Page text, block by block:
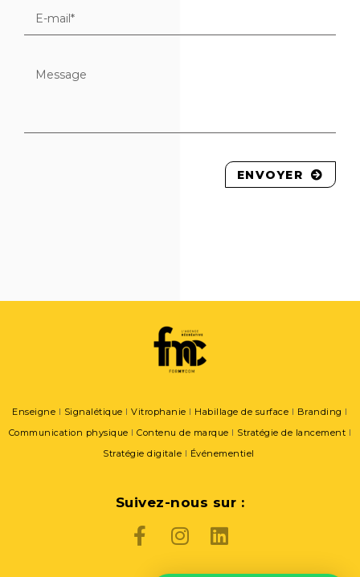
ENVOYER
Enseigne I Signalétique lVitrophanie l Habillage de surface l Branding l
Communication physique lContenu de marque l Stratégie de lancement l
Stratégie digitale l Événementiel
Suivez-nous sur :